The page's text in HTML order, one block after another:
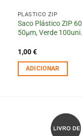
PLÁSTICO ZIP
Saco Plástico ZIP
50µm, Verde
1,00€
ADICIONAR